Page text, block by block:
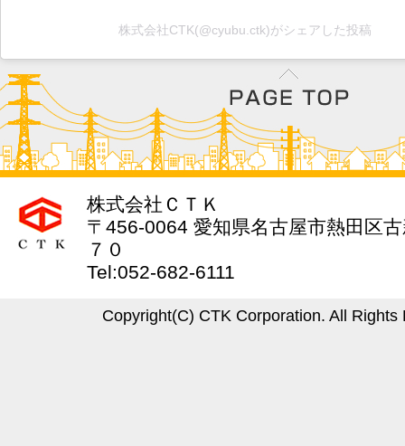
株式会社CTK(@cyubu.ctk)がシェアした投稿
株式会社ＣＴＫ
〒456-0064 愛知県名古屋市熱田区
７０
Tel:052-682-6111
Copyright(C) CTK Corporation. All Rights